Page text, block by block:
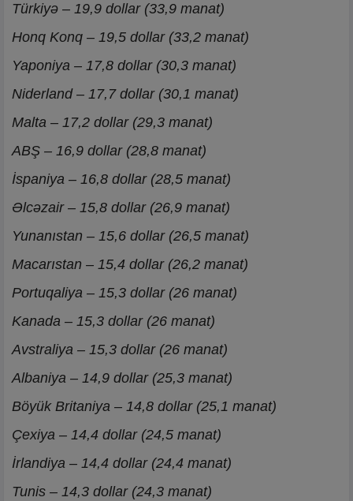
Türkiyə – 19,9 dollar (33,9 manat)
Honq Konq – 19,5 dollar (33,2 manat)
Yaponiya – 17,8 dollar (30,3 manat)
Niderland – 17,7 dollar (30,1 manat)
Malta – 17,2 dollar (29,3 manat)
ABŞ – 16,9 dollar (28,8 manat)
İspaniya – 16,8 dollar (28,5 manat)
Əlcəzair – 15,8 dollar (26,9 manat)
Yunanıstan – 15,6 dollar (26,5 manat)
Macarıstan – 15,4 dollar (26,2 manat)
Portuqaliya – 15,3 dollar (26 manat)
Kanada – 15,3 dollar (26 manat)
Avstraliya – 15,3 dollar (26 manat)
Albaniya – 14,9 dollar (25,3 manat)
Böyük Britaniya – 14,8 dollar (25,1 manat)
Çexiya – 14,4 dollar (24,5 manat)
İrlandiya – 14,4 dollar (24,4 manat)
Tunis – 14,3 dollar (24,3 manat)